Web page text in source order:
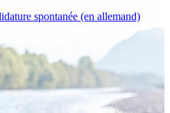
spontanée (en allemand)